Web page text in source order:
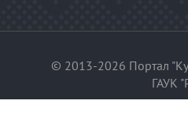
© 2013-2026 Портал
ГАУК